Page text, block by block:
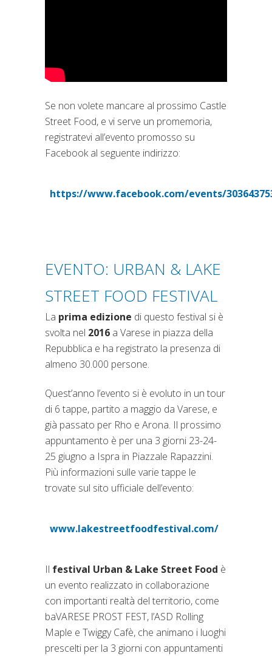
Se non volete mancare al prossimo Castle
Street Food, e vi serve un promemoria,
registratevi all’evento promosso su
Facebook al seguente indirizzo:
https://www.facebook.com/events/
(si apre in una
EVENTO: URBAN & LAKE
STREET FOOD FESTIVAL
La prima edizione di questo festival si è
svolta nel 2016 a Varese in piazza della
Repubblica e ha registrato la presenza di
almeno 30.000 persone.
Quest’anno l’evento si è evoluto in un tour
di 6 tappe, partito a maggio da Varese, e
già passato per Rho e Arona. Il prossimo
appuntamento è per una 3 giorni 23-24-
25 giugno a Ispra in Piazzale Rapazzini.
Più informazioni sulle varie tappe le
trovate sul sito ufficiale dell’evento:
www.lakestreetfoodfestival.com/
(si apre in una nuova
Il festival Urban & Lake Street Food è
un evento realizzato in collaborazione
con importanti realtà del territorio, come
baVARESE PROST FEST, l’ASD Rolling
Maple e Twiggy Cafè, che animano i luoghi
prescelti per la 3 giorni con appuntamenti